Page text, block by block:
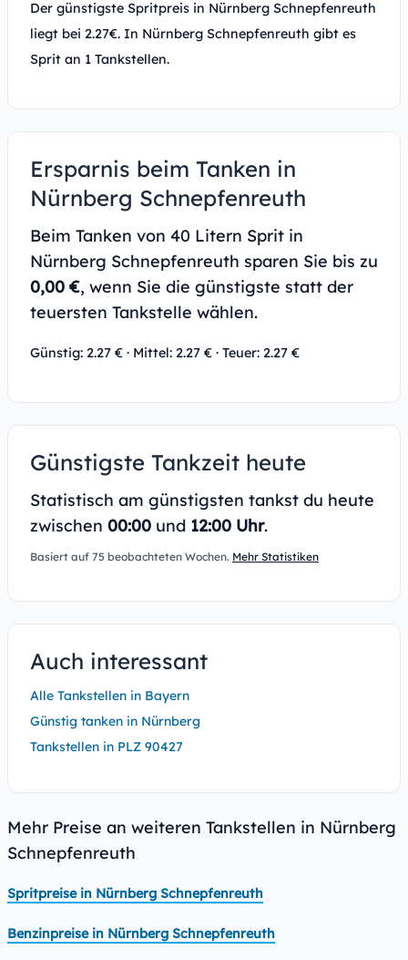
Der günstigste Spritpreis in Nürnberg Schnepfenreuth
liegt bei 2.27€. In Nürnberg Schnepfenreuth gibt es
Sprit an 1 Tankstellen.
Ersparnis beim Tanken in
Nürnberg Schnepfenreuth
Beim Tanken von 40 Litern Sprit in
Nürnberg Schnepfenreuth sparen Sie bis zu
0,00 €, wenn Sie die günstigste statt der
teuersten Tankstelle wählen.
Günstig: 2.27 € · Mittel: 2.27 € · Teuer: 2.27 €
Günstigste Tankzeit heute
Statistisch am günstigsten tankst du heute
zwischen 00:00 und 12:00 Uhr.
Basiert auf 75 beobachteten Wochen. Mehr Statistiken
Auch interessant
Alle Tankstellen in Bayern
Günstig tanken in Nürnberg
Tankstellen in PLZ 90427
Mehr Preise an weiteren Tankstellen in Nürnberg
Schnepfenreuth
Spritpreise in Nürnberg Schnepfenreuth
Benzinpreise in Nürnberg Schnepfenreuth